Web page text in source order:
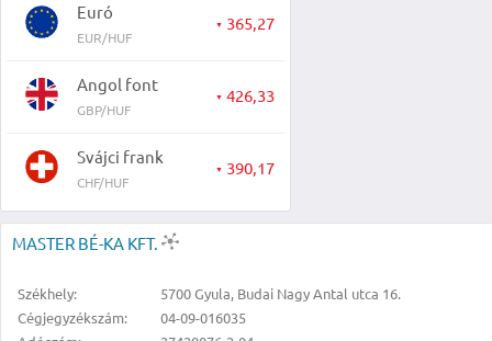
Euró
EUR/HUF
▼ 365,27
Angol font
GBP/HUF
▼ 426,33
Svájci frank
CHF/HUF
▼ 390,17
MASTER BÉ-KA KFT.
Székhely:
5700 Gyula, Budai Nagy Antal utca 16.
Cégjegyzékszám:
04-09-016035